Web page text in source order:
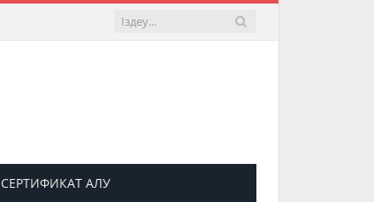
СЕРТИФИКАТ АЛУ